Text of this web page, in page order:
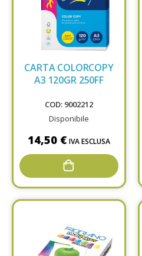
CARTA COLORCOPY
A3 120GR 250FF
COD: 9002212
Disponibile
14,50 € IVA ESCLUSA